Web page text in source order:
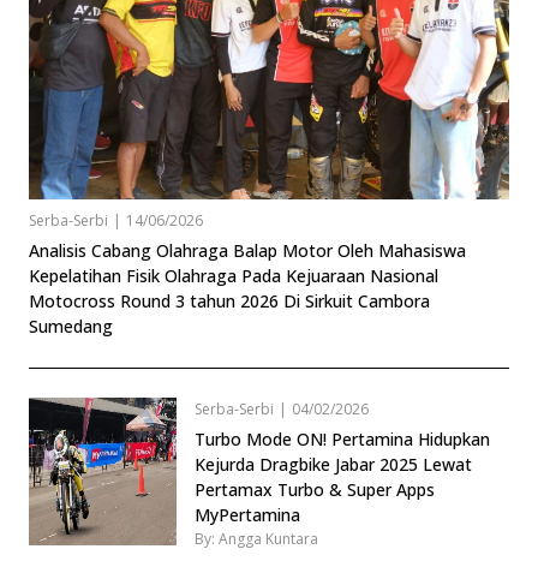
Serba-Serbi | 14/06/2026
Analisis Cabang Olahraga Balap Motor Oleh Mahasiswa
Kepelatihan Fisik Olahraga Pada Kejuaraan Nasional
Motocross Round 3 tahun 2026 Di Sirkuit Cambora
Sumedang
Serba-Serbi | 04/02/2026
Turbo Mode ON! Pertamina Hidupkan
Kejurda Dragbike Jabar 2025 Lewat
Pertamax Turbo & Super Apps
MyPertamina
By: Angga Kuntara